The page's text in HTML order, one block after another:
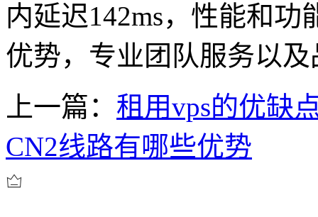
内延迟142ms，性能和
优势，专业团队服务以
上一篇： 租用vps的优缺
CN2线路有哪些优势